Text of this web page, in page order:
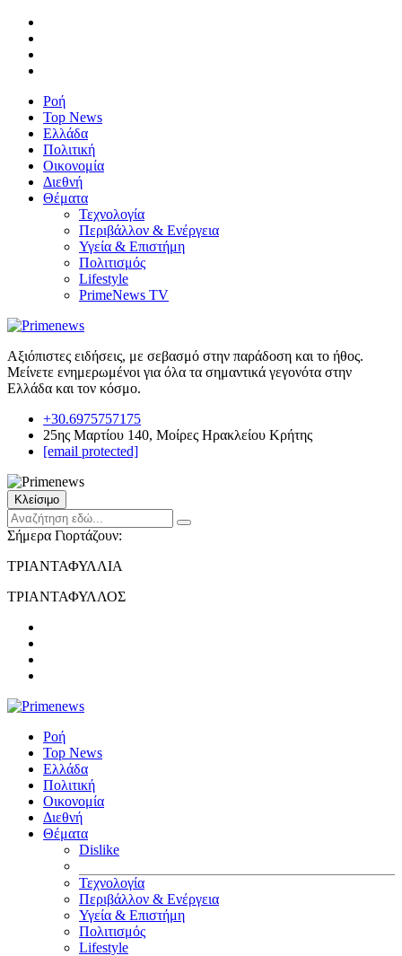
Ροή
Top News
Ελλάδα
Πολιτική
Οικονομία
Διεθνή
Θέματα
Τεχνολογία
Περιβάλλον & Ενέργεια
Υγεία & Επιστήμη
Πολιτισμός
Lifestyle
PrimeNews TV
Αξιόπιστες ειδήσεις, με σεβασμό στην παράδοση και το ήθος.
Μείνετε ενημερωμένοι για όλα τα σημαντικά γεγονότα στην
Ελλάδα και τον κόσμο.
+30.6975757175
25ης Μαρτίου 140, Μοίρες Ηρακλείου Κρήτης
[email protected]
Κλείσιμο
Σήμερα Γιορτάζουν:
ΤΡΙΑΝΤΑΦΥΛΛΙΑ
ΤΡΙΑΝΤΑΦΥΛΛΟΣ
Ροή
Top News
Ελλάδα
Πολιτική
Οικονομία
Διεθνή
Θέματα
Dislike
Τεχνολογία
Περιβάλλον & Ενέργεια
Υγεία & Επιστήμη
Πολιτισμός
Lifestyle